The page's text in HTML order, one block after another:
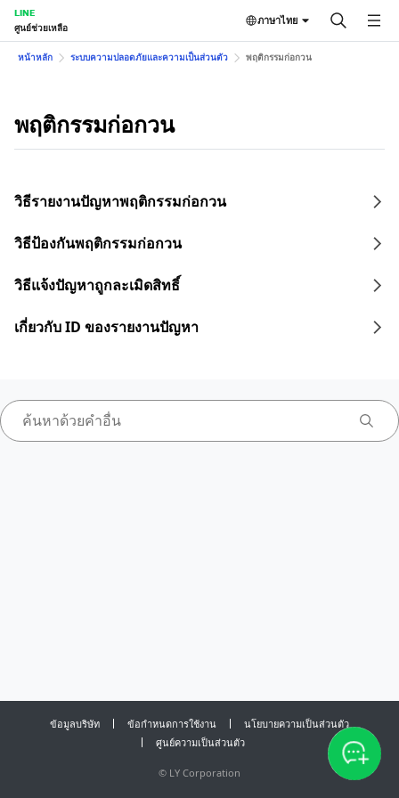
LINE
ศูนย์ช่วยเหลือ
ภาษาไทย
หน้าหลัก ระบบความปลอดภัยและความเป็นส่วนตัว พฤติกรรมก่อกวน
พฤติกรรมก่อกวน
วิธีรายงานปัญหาพฤติกรรมก่อกวน
วิธีป้องกันพฤติกรรมก่อกวน
วิธีแจ้งปัญหาถูกละเมิดสิทธิ์
เกี่ยวกับ ID ของรายงานปัญหา
ข้อมูลบริษัท ข้อกำหนดการใช้งาน
นโยบายความเป็นส่วนตัว
ศูนย์ความเป็นส่วนตัว
© LY Corporation